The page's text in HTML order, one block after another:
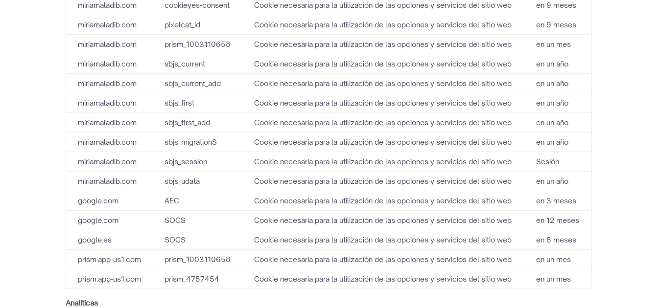
miriamaladib.com cookieyes-consent Cookie necesaria para la utilización de las opciones y servicios del sitio web en 9 meses
miriamaladib.com pixelcat_id Cookie necesaria para la utilización de las opciones y servicios del sitio web en 9 meses
miriamaladib.com prism_1003110658 Cookie necesaria para la utilización de las opciones y servicios del sitio web en un mes
miriamaladib.com sbjs_current Cookie necesaria para la utilización de las opciones y servicios del sitio web en un año
miriamaladib.com sbjs_current_add Cookie necesaria para la utilización de las opciones y servicios del sitio web en un año
miriamaladib.com sbjs_first Cookie necesaria para la utilización de las opciones y servicios del sitio web en un año
miriamaladib.com sbjs_first_add Cookie necesaria para la utilización de las opciones y servicios del sitio web en un año
miriamaladib.com sbjs_migrationS Cookie necesaria para la utilización de las opciones y servicios del sitio web en un año
miriamaladib.com sbjs_session Cookie necesaria para la utilización de las opciones y servicios del sitio web Sesión
miriamaladib.com sbjs_udata Cookie necesaria para la utilización de las opciones y servicios del sitio web en un año
google.com AEC Cookie necesaria para la utilización de las opciones y servicios del sitio web en 3 meses
google.com SOCS Cookie necesaria para la utilización de las opciones y servicios del sitio web en 12 meses
google.es SOCS Cookie necesaria para la utilización de las opciones y servicios del sitio web en 8 meses
prism.app-us1.com prism_1003110658 Cookie necesaria para la utilización de las opciones y servicios del sitio web en un mes
prism.app-us1.com prism_4757454 Cookie necesaria para la utilización de las opciones y servicios del sitio web en un mes
Analíticas